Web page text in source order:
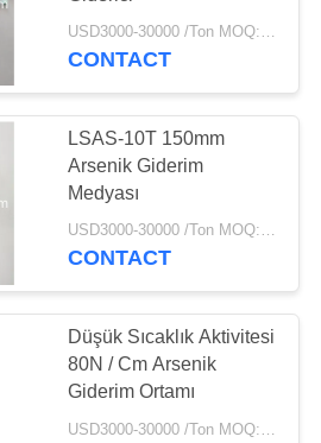
USD3000-30000 /Ton MOQ:1 kg
CONTACT
LSAS-10T 150mm
Arsenik Giderim
Medyası
USD3000-30000 /Ton MOQ:1 kg
CONTACT
Düşük Sıcaklık Aktivitesi
80N / Cm Arsenik
Giderim Ortamı